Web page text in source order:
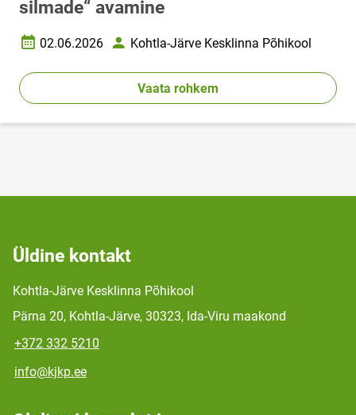
silmade“ avamine
Loomise kuupäev
02.06.2026 AutorKohtla-Järve Kesklinna Põhikool
Vaata rohkem
Üldine kontakt
Kohtla-Järve Kesklinna Põhikool
Pärna 20, Kohtla-Järve, 30323, Ida-Viru maakond
+372 332 5210
info@kjkp.ee